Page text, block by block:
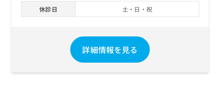
休診日 土・日・祝
詳細情報を見る